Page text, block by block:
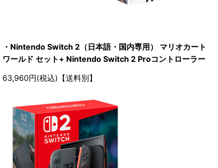
・Nintendo Switch 2（日本語・国内専用） マリオカート
ワールド セット+ Nintendo Switch 2 Proコントローラー
63,960円(税込)【送料別】